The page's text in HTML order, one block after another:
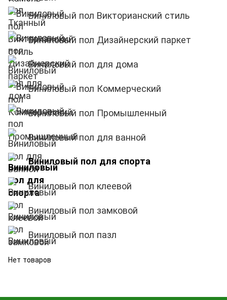
Виниловый пол Викторианский стиль
Виниловый пол Дизайнерский паркет
Виниловый пол для дома
Виниловый пол Коммерческий
Виниловый пол Промышленный
Виниловый пол для ванной
Виниловый пол для спорта
Виниловый пол клеевой
Виниловый пол замковой
Виниловый пол пазл
Нет товаров